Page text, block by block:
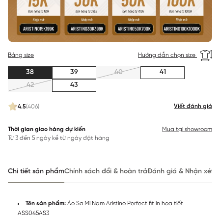
4.5(406) Viết đánh giá
Bảng size Hướng dẫn chọn size
38 39 40
41
42
43
Thời gian giao hàng dự kiến
Từ 3 đến 5 ngày kể từ ngày đặt hàng
Mua tại showroom
Chi tiết sản phẩmChính sách đổi & hoàn trảĐánh giá & Nhận xét
Tên sản phẩm: Áo Sơ Mi Nam Aristino Perfect fit in họa tiết
ASS045AS3